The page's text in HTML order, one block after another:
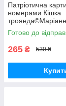
Патріотична
номерами Кішка
Картини за
40х50см BrushMe
Готово до
265 ₴ 530 ₴